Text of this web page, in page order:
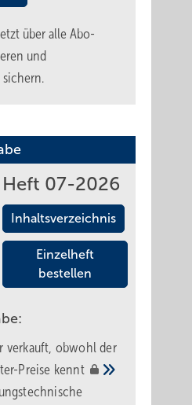
über alle Abo-
und
sichern.
Heft 07-2026
Inhaltsverzeichnis
Einzelheft
bestellen
verkauft, obwohl der
Preise kennt